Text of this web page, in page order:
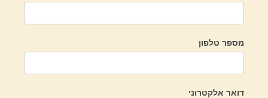
מספר טלפון
דואר אלקטרוני